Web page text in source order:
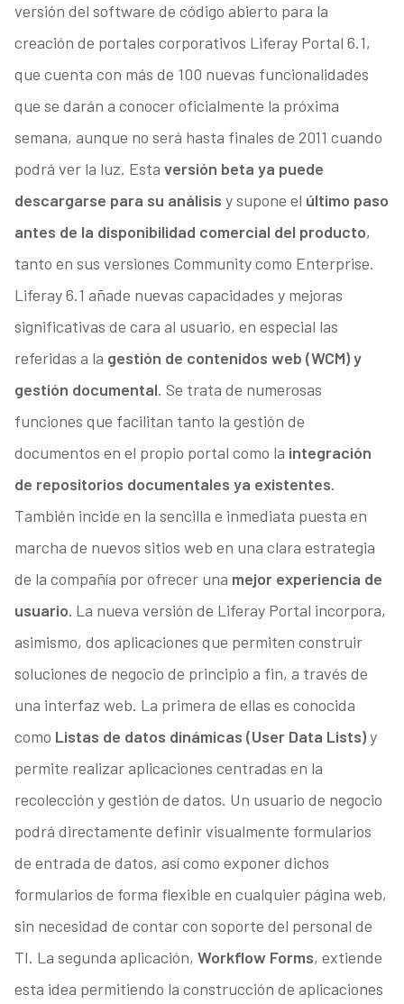
versión del software de código abierto para la
creación de portales corporativos Liferay Portal 6.1,
que cuenta con más de 100 nuevas funcionalidades
que se darán a conocer oficialmente la próxima
semana, aunque no será hasta finales de 2011 cuando
podrá ver la luz. Esta versión beta ya puede
descargarse para su análisis y supone el último paso
antes de la disponibilidad comercial del producto,
tanto en sus versiones Community como Enterprise.
Liferay 6.1 añade nuevas capacidades y mejoras
significativas de cara al usuario, en especial las
referidas a la gestión de contenidos web (WCM) y
gestión documental. Se trata de numerosas
funciones que facilitan tanto la gestión de
documentos en el propio portal como la integración
de repositorios documentales ya existentes.
También incide en la sencilla e inmediata puesta en
marcha de nuevos sitios web en una clara estrategia
de la compañía por ofrecer una mejor experiencia de
usuario. La nueva versión de Liferay Portal incorpora,
asimismo, dos aplicaciones que permiten construir
soluciones de negocio de principio a fin, a través de
una interfaz web. La primera de ellas es conocida
como Listas de datos dinámicas (User Data Lists)y
permite realizar aplicaciones centradas en la
recolección y gestión de datos. Un usuario de negocio
podrá directamente definir visualmente formularios
de entrada de datos, así como exponer dichos
formularios de forma flexible en cualquier página web,
sin necesidad de contar con soporte del personal de
TI. La segunda aplicación, Workflow Forms, extiende
esta idea permitiendo la construcción de aplicaciones